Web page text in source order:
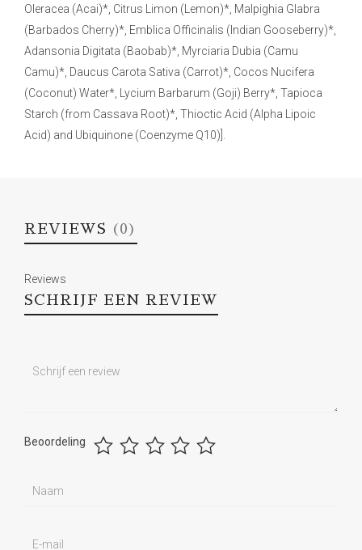
Oleracea (Acai)*, Citrus Limon (Lemon)*, Malpighia Glabra
(Barbados Cherry)*, Emblica Officinalis (Indian Gooseberry)*,
Adansonia Digitata (Baobab)*, Myrciaria Dubia (Camu
Camu)*, Daucus Carota Sativa (Carrot)*, Cocos Nucifera
(Coconut) Water*, Lycium Barbarum (Goji) Berry*, Tapioca
Starch (from Cassava Root)*, Thioctic Acid (Alpha Lipoic
Acid) and Ubiquinone (Coenzyme Q10)].
REVIEWS (0)
Reviews
SCHRIJF EEN REVIEW
Beoordeling